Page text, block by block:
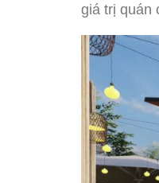
giá trị quán